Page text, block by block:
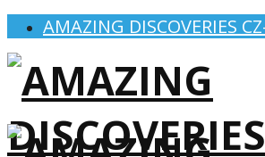
AMAZING DISCOVERIES